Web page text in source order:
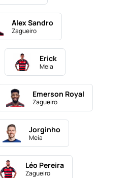
Alex Sandro
Zagueiro
Erick
Meia
Emerson Royal
Zagueiro
Jorginho
Meia
Léo Pereira
Zagueiro